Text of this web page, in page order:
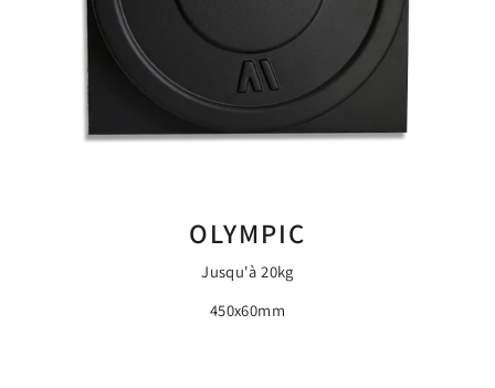
OLYMPIC
Jusqu'à 20kg
450x60mm